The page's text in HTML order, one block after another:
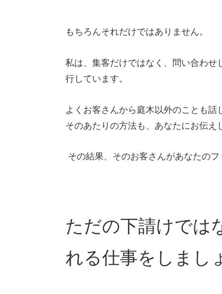
もちろんそれだけではありません。
私は、集客だけではなく、問い合わ
行しています。
よくお客さんから庭木以外のことも
そのあたりの方法も、あなたにお伝え
その結果、そのお客さんがあなたの
ただの下請けでは
れる仕事をしまし